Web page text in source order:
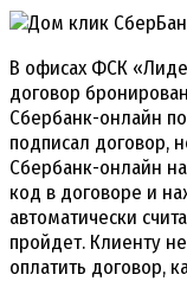
В офисах ФСК
договор
Сбербанк-онлайн
подписал договор,
Сбербанк-онлайн
код в договоре и
автоматически
пройдет. Клиенту
оплатить договор,